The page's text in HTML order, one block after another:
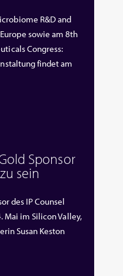
R&D and
sowie am 8th
Congress:
findet am
Sponsor
sein
des IP Counsel
Mai im Silicon Valley,
Susan Keston